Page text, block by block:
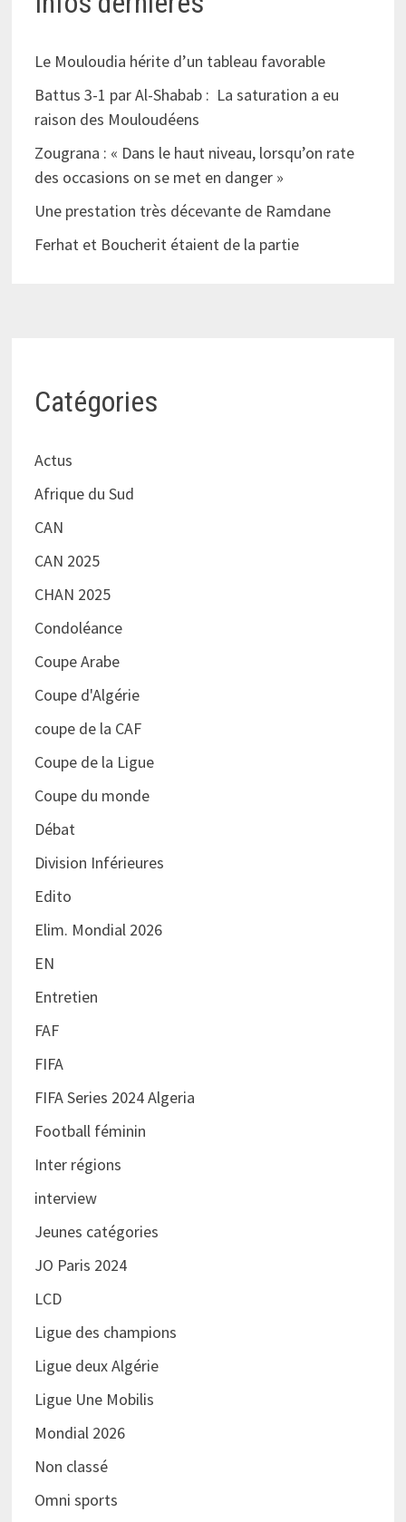
Le Mouloudia hérite d’un tableau favorable
Battus 3-1 par Al-Shabab : La saturation a eu
raison des Mouloudéens
Zougrana : « Dans le haut niveau, lorsqu’on rate
des occasions on se met en danger »
Une prestation très décevante de Ramdane
Ferhat et Boucherit étaient de la partie
Catégories
Actus
Afrique du Sud
CAN
CAN 2025
CHAN 2025
Condoléance
Coupe Arabe
Coupe d'Algérie
coupe de la CAF
Coupe de la Ligue
Coupe du monde
Débat
Division Inférieures
Edito
Elim. Mondial 2026
EN
Entretien
FAF
FIFA
FIFA Series 2024 Algeria
Football féminin
Inter régions
interview
Jeunes catégories
JO Paris 2024
LCD
Ligue des champions
Ligue deux Algérie
Ligue Une Mobilis
Mondial 2026
Non classé
Omni sports